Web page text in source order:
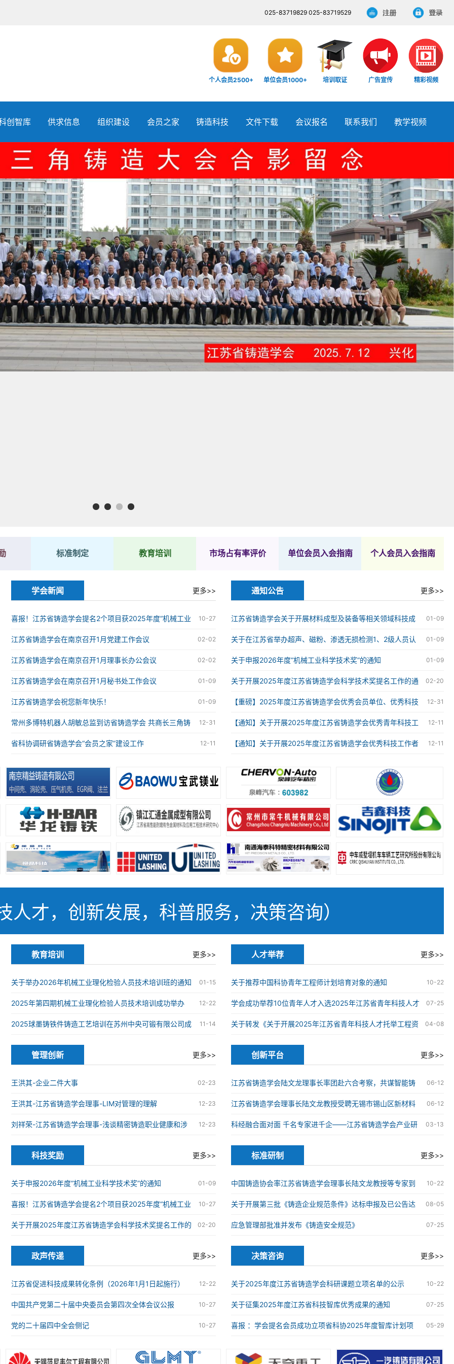
025-83719829 025-83719529
个人会员2500+ 单位会员1000+ 培训取证 广告宣传 精彩视频
创智库 供求信息 组织建设 会员之家 铸造科技 文件下载 会议报名 联系我们 教学视频
3 4
标准制定 教育培训 市场占有率评价 单位会员入会指南 个人会员入会指南
学会新闻 更多>>
10-27
喜报！江苏省铸造学会提名2个项目获2025年度“机械工业
科学技术奖” 02-02
江苏省铸造学会在南京召开1月党建工作会议
02-02
江苏省铸造学会在南京召开1月理事长办公会议
01-09
江苏省铸造学会在南京召开1月秘书处工作会议
01-09
江苏省铸造学会祝您新年快乐！
12-31
常州多博特机器人胡敏总监到访省铸造学会 共商长三角铸
造智能化合作大计 12-11
省科协调研省铸造学会“会员之家”建设工作
通知公告 更多>>
01-09
江苏省铸造学会关于开展材料成型及装备等相关领域科技成
果评价工作的通知 01-09
关于在江苏省举办超声、磁粉、渗透无损检测1、2级人员认
证的通知 01-09
关于申报2026年度“机械工业科学技术奖”的通知
02-20
关于开展2025年度江苏省铸造学会科学技术奖提名工作的通
知 12-31
【重磅】2025年度江苏省铸造学会优秀会员单位、优秀科技
工作者、优秀青年科技工作者获奖名单 12-11
【通知】关于开展2025年度江苏省铸造学会优秀青年科技工
作者评选工作的通知 12-11
【通知】关于开展2025年度江苏省铸造学会优秀科技工作者
人才，创新发展，科普服务，决策咨询）
教育培训 更多>>
01-15
关于举办2026年机械工业理化检验人员技术培训班的通知
12-22
2025年第四期机械工业理化检验人员技术培训成功举办
11-14
2025球墨铸铁件铸造工艺培训在苏州中央可锻有限公司成
功举办
人才举荐 更多>>
10-22
关于推荐中国科协青年工程师计划培育对象的通知
07-25
学会成功举荐10位青年人才入选2025年江苏省青年科技人才
托举工程 04-08
关于转发《关于开展2025年江苏省青年科技人才托举工程资
助对象评选推荐工作的通知》的通知
管理创新 更多>>
02-23
王洪其-企业二件大事
12-23
王洪其-江苏省铸造学会理事-LIM对管理的理解
12-23
刘祥荣-江苏省铸造学会理事-浅谈精密铸造职业健康和涉
炉安全
创新平台 更多>>
06-12
江苏省铸造学会陆文龙理事长率团赴六合考察，共谋智能铸
造科技创新发展新篇章 06-12
江苏省铸造学会理事长陆文龙教授受聘无锡市锡山区新材料
产业链“红链顾问” 03-13
科经融合面对面 千名专家进千企——江苏省铸造学会产业研
究院球墨铸铁研发中心授牌仪式在苏州成功举办
科技奖励 更多>>
01-09
关于申报2026年度“机械工业科学技术奖”的通知
10-27
喜报！江苏省铸造学会提名2个项目获2025年度“机械工业
科学技术奖” 02-20
关于开展2025年度江苏省铸造学会科学技术奖提名工作的
通知
标准研制 更多>>
10-22
中国铸造协会率江苏省铸造学会理事长陆文龙教授等专家到
企业开展铸造企业规范条件达标申报现场审核工作 08-05
关于开展第三批《铸造企业规范条件》达标申报及已公告达
标企业复核工作的通知 07-25
应急管理部批准并发布《铸造安全规范》
政声传递 更多>>
12-22
江苏省促进科技成果转化条例（2026年1月1日起施行）
10-27
中国共产党第二十届中央委员会第四次全体会议公报
10-27
党的二十届四中全会侧记
决策咨询 更多>>
10-22
关于2025年度江苏省铸造学会科研课题立项名单的公示
07-25
关于征集2025年度江苏省科技智库优秀成果的通知
05-29
喜报 ：学会提名会员成功立项省科协2025年度智库计划项